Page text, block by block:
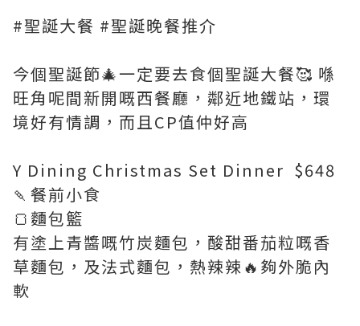
#聖誕大餐 #聖誕晚餐推介
今個聖誕節🎄一定要去食個聖誕大餐🥰 喺
旺角呢間新開嘅西餐廳，鄰近地鐵站，環
境好有情調，而且CP值仲好高
Y Dining Christmas Set Dinner $648
🍡餐前小食
🍞麵包籃
有塗上青醬嘅竹炭麵包，酸甜番茄粒嘅香
草麵包，及法式麵包，熱辣辣🔥夠外脆內
軟